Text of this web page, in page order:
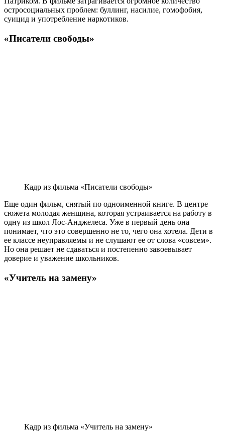
остросоциальных проблем: буллинг, насилие, гомофобия,
суицид и употребление наркотиков.
«Писатели свободы»
Кадр из фильма «Писатели свободы»
Еще один фильм, снятый по одноименной книге. В центре
сюжета молодая женщина, которая устраивается на работу в
одну из школ Лос-Анджелеса. Уже в первый день она
понимает, что это совершенно не то, чего она хотела. Дети в
ее классе неуправляемы и не слушают ее от слова «совсем».
Но она решает не сдаваться и постепенно завоевывает
доверие и уважение школьников.
«Учитель на замену»
Кадр из фильма «Учитель на замену»